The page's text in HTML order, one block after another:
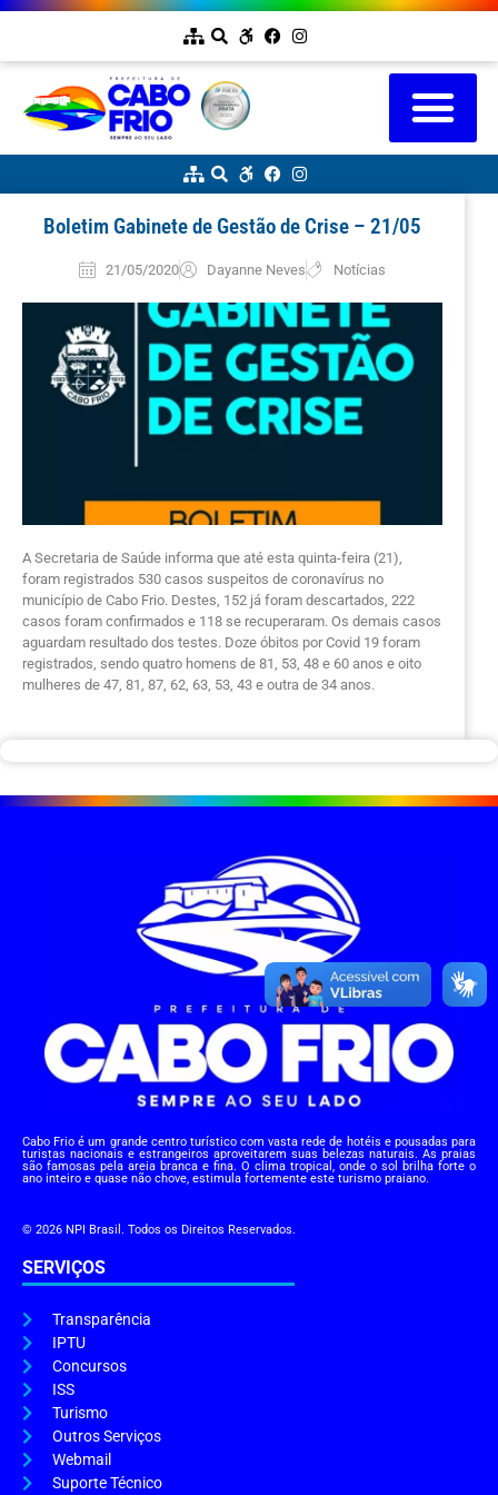
Boletim Gabinete de Gestão de Crise – 21/05
21/05/2020 Dayanne Neves Notícias
A Secretaria de Saúde informa que até esta quinta-feira (21),
foram registrados 530 casos suspeitos de coronavírus no
município de Cabo Frio. Destes, 152 já foram descartados, 222
casos foram confirmados e 118 se recuperaram. Os demais casos
aguardam resultado dos testes. Doze óbitos por Covid 19 foram
registrados, sendo quatro homens de 81, 53, 48 e 60 anos e oito
mulheres de 47, 81, 87, 62, 63, 53, 43 e outra de 34 anos.
Cabo Frio é um grande centro turístico com vasta rede de hotéis e pousadas para
turistas nacionais e estrangeiros aproveitarem suas belezas naturais. As praias
são famosas pela areia branca e fina. O clima tropical, onde o sol brilha forte o
ano inteiro e quase não chove, estimula fortemente este turismo praiano.
© 2026 NPI Brasil. Todos os Direitos Reservados.
SERVIÇOS
Transparência
IPTU
Concursos
ISS
Turismo
Outros Serviços
Webmail
Suporte Técnico